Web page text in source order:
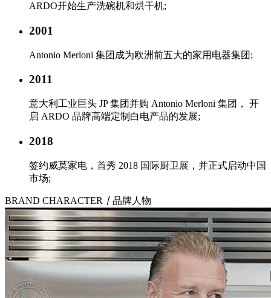
ARDO开始生产洗碗机和烘干机;
2001
Antonio Merloni 集团成为欧洲前五大的家用电器集团;
2011
意大利工业巨头 JP 集团并购 Antonio Merloni 集团， 开
启 ARDO 品牌高端定制白电产品的发展;
2018
签约威莫家电，首秀 2018 国际厨卫展，并正式启动中国
市场;
BRAND CHARACTER 丨 品牌人物